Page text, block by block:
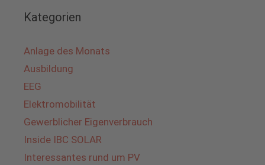
Kategorien
Anlage des Monats
Ausbildung
EEG
Elektromobilität
Gewerblicher Eigenverbrauch
Inside IBC SOLAR
Interessantes rund um PV